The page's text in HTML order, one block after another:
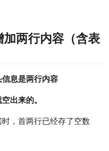
两行内容（含表
息是两行内容
出来的。
，首两行已经存了空数